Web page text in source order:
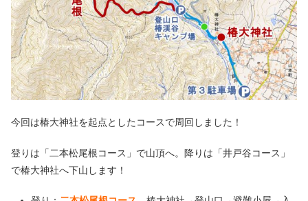
今回は椿大神社を起点としたコースで周回しました！
登りは「二本松尾根コース」で山頂へ。降りは「井戸谷コース」
で椿大神社へ下山します！